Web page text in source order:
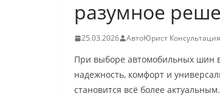
разумное
25.03.2026 АвтоЮрист Консультация
При выборе автомобильных шин
надежность, комфорт и
становится всё более